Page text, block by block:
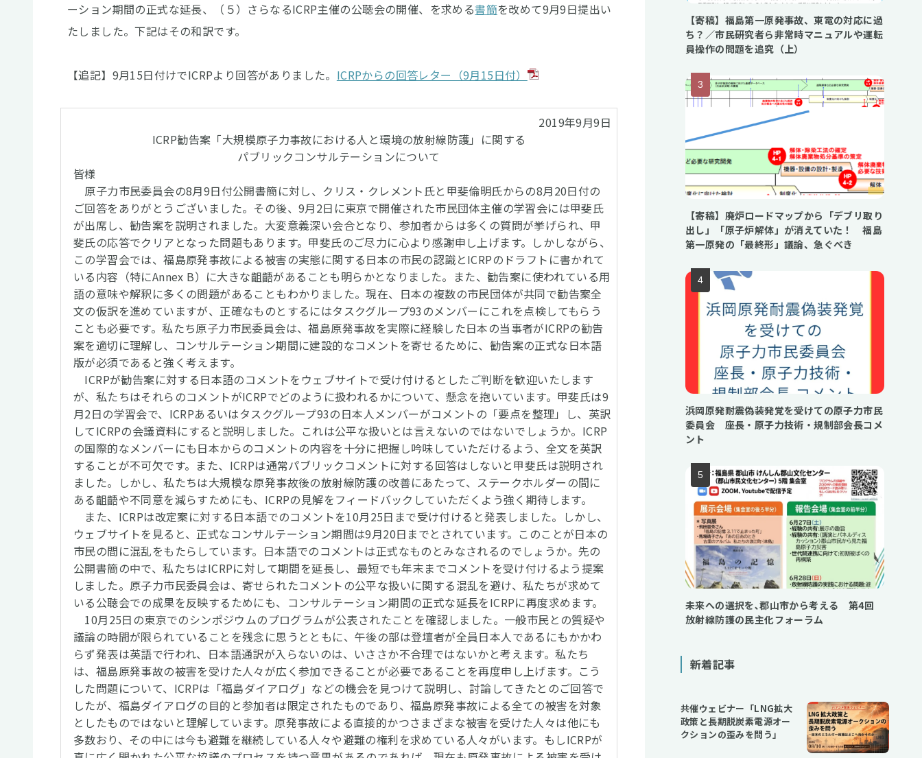
ーション期間の正式な延長、（５）さらなるICRP主催の公聴会の開催、を求める書簡を改めて9月9日提出い
たしました。下記はその和訳です。
【追記】9月15日付けでICRPより回答がありました。 ICRPからの回答レター（9月15日付）
2019年9月9日
ICRP勧告案「大規模原子力事故における人と環境の放射線防護」に関する
パブリックコンサルテーションについて
皆様
原子力市民委員会の8月9日付公開書簡に対し、クリス・クレメント氏と甲斐倫明氏からの8月20日付の
ご回答をありがとうございました。その後、9月2日に東京で開催された市民団体主催の学習会には甲斐氏
が出席し、勧告案を説明されました。大変意義深い会合となり、参加者からは多くの質問が挙げられ、甲
斐氏の応答でクリアとなった問題もあります。甲斐氏のご尽力に心より感謝申し上げます。しかしながら、
この学習会では、福島原発事故による被害の実態に関する日本の市民の認識とICRPのドラフトに書かれて
いる内容（特にAnnex B）に大きな齟齬があることも明らかとなりました。また、勧告案に使われている用
語の意味や解釈に多くの問題があることもわかりました。現在、日本の複数の市民団体が共同で勧告案全
文の仮訳を進めていますが、正確なものとするにはタスクグループ93のメンバーにこれを点検してもらう
ことも必要です。私たち原子力市民委員会は、福島原発事故を実際に経験した日本の当事者がICRPの勧告
案を適切に理解し、コンサルテーション期間に建設的なコメントを寄せるために、勧告案の正式な日本語
版が必須であると強く考えます。
ICRPが勧告案に対する日本語のコメントをウェブサイトで受け付けるとしたご判断を歓迎いたします
が、私たちはそれらのコメントがICRPでどのように扱われるかについて、懸念を抱いています。甲斐氏は9
月2日の学習会で、ICRPあるいはタスクグループ93の日本人メンバーがコメントの「要点を整理」し、英訳
してICRPの会議資料にすると説明しました。これは公平な扱いとは言えないのではないでしょうか。ICRP
の国際的なメンバーにも日本からのコメントの内容を十分に把握し吟味していただけるよう、全文を英訳
することが不可欠です。また、ICRPは通常パブリックコメントに対する回答はしないと甲斐氏は説明され
ました。しかし、私たちは大規模な原発事故後の放射線防護の改善にあたって、ステークホルダーの間に
ある齟齬や不同意を減らすためにも、ICRPの見解をフィードバックしていただくよう強く期待します。
また、ICRPは改定案に対する日本語でのコメントを10月25日まで受け付けると発表しました。しかし、
ウェブサイトを見ると、正式なコンサルテーション期間は9月20日までとされています。このことが日本の
市民の間に混乱をもたらしています。日本語でのコメントは正式なものとみなされるのでしょうか。先の
公開書簡の中で、私たちはICRPに対して期間を延長し、最短でも年末までコメントを受け付けるよう提案
しました。原子力市民委員会は、寄せられたコメントの公平な扱いに関する混乱を避け、私たちが求めて
いる公聴会での成果を反映するためにも、コンサルテーション期間の正式な延長をICRPに再度求めます。
10月25日の東京でのシンポジウムのプログラムが公表されたことを確認しました。一般市民との質疑や
議論の時間が限られていることを残念に思うとともに、午後の部は登壇者が全員日本人であるにもかかわ
らず発表は英語で行われ、日本語通訳が入らないのは、いささか不合理ではないかと考えます。私たち
は、福島原発事故の被害を受けた人々が広く参加できることが必要であることを再度申し上げます。こう
した問題について、ICRPは「福島ダイアログ」などの機会を見つけて説明し、討論してきたとのご回答で
したが、福島ダイアログの目的と参加者は限定されたものであり、福島原発事故による全ての被害を対象
としたものではないと理解しています。原発事故による直接的かつさまざまな被害を受けた人々は他にも
多数おり、その中には今も避難を継続している人々や避難の権利を求めている人々がいます。もしICRPが
【寄稿】福島第一原発事故、東電の対応に過
ち？／市民研究者ら非常時マニュアルや運転
員操作の問題を追究（上）
【寄稿】廃炉ロードマップから「デブリ取り
出し」「原子炉解体」が消えていた！ 福島
第一原発の「最終形」議論、急ぐべき
浜岡原発耐震偽装発覚を受けての原子力市民
委員会 座長・原子力技術・規制部会長コメ
ント
未来への選択を､郡山市から考える 第4回
放射線防護の民主化フォーラム
新着記事
共催ウェビナー「LNG拡大
政策と長期脱炭素電源オー
クションの歪みを問う」